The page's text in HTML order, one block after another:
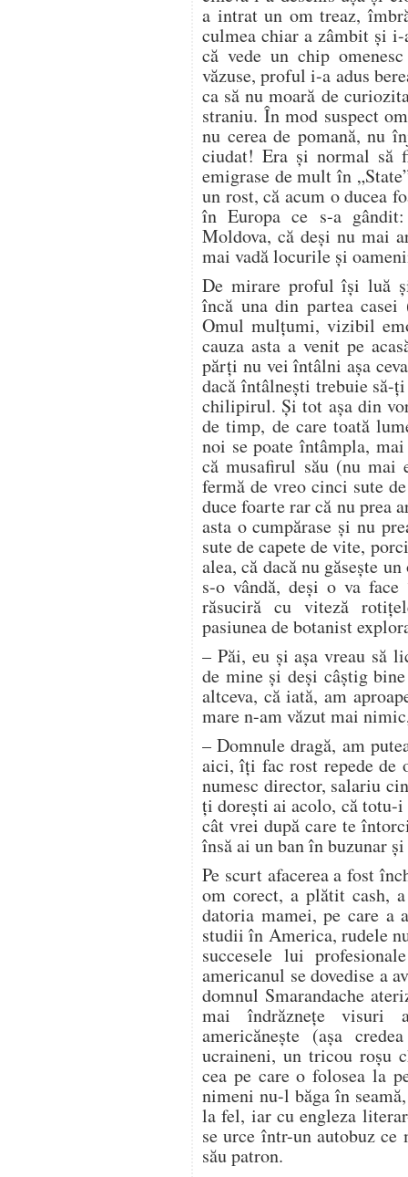
a intrat un om treaz,
culmea chiar a zâmbit şi
că vede un chip
văzuse, proful i-a adus
ca să nu moară de
straniu. În mod suspect
nu cerea de pomană, nu
ciudat! Era şi normal să
emigrase de mult în
un rost, că acum o ducea
în Europa ce s-a
Moldova, că deşi nu mai
mai vadă locurile şi
De mirare proful îşi luă
încă una din partea
Omul mulţumi, vizibil
cauza asta a venit pe
părţi nu vei întâlni aşa
dacă întâlneşti trebuie să-
chilipirul. Şi tot aşa din
de timp, de care toată
noi se poate întâmpla,
că musafirul său (nu
fermă de vreo cinci sute
duce foarte rar că nu prea
asta o cumpărase şi nu
sute de capete de vite,
alea, că dacă nu găseşte
s-o vândă, deşi o va
răsuciră cu viteză
pasiunea de botanist
– Păi, eu şi aşa vreau să
de mine şi deşi câştig
altceva, că iată, am
mare n-am văzut mai
– Domnule dragă, am
aici, îţi fac rost repede de
numesc director, salariu
ţi doreşti ai acolo, că totu-i
cât vrei după care te
însă ai un ban în buzunar
Pe scurt afacerea a fost
om corect, a plătit cash,
datoria mamei, pe care a
studii în America, rudele
succesele lui
americanul se dovedise a
domnul Smarandache
mai îndrăzneţe visuri
americăneşte (aşa
ucraineni, un tricou roşu
cea pe care o folosea la
nimeni nu-l băga în
la fel, iar cu engleza
se urce într-un autobuz
său patron.